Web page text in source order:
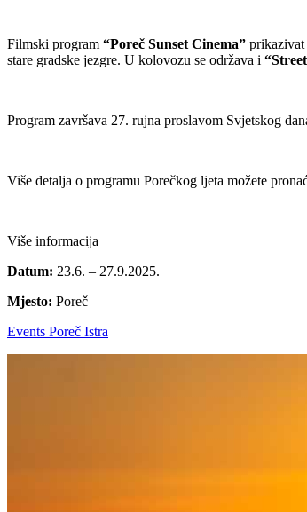
Filmski program “Poreč Sunset Cinema” prikazivat
stare gradske jezgre. U kolovozu se održava i
Program završava 27. rujna proslavom Svjetskog
Više detalja o programu Porečkog ljeta možete
Više informacija
Datum: 23.6. – 27.9.2025.
Mjesto: Poreč
Events Poreč Istra